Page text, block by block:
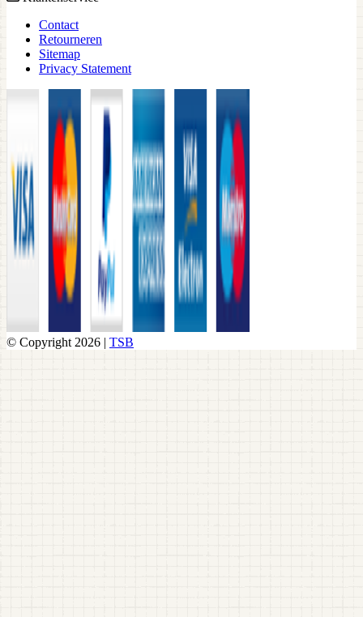
Contact
Retourneren
Sitemap
Privacy Statement
© Copyright 2026 | TSB